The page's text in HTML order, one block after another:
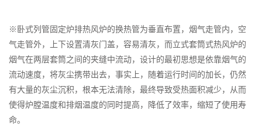
※卧式列管固定炉排热风炉的换热管为垂直布置，烟气走管内，空
气走管外，上下设置清灰门盖，容易清灰，而立式套筒式热风炉的
烟气在两层套筒之间的夹缝中流动，设计的最初思想是依靠烟气的
流动速度，将灰尘携带出去，事实上，随着运行时间的加长，仍然
有大量的灰尘沉积，根本无法清除，最终导致受热面积减少，从而
使得炉膛温度和排烟温度的同时提高，降低了效率，缩短了使用寿
命。